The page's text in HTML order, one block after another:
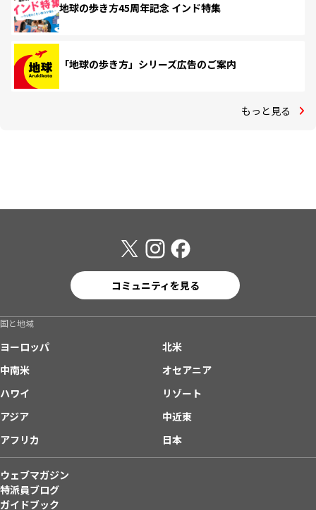
地球の歩き方45周年記念 インド特集
「地球の歩き方」シリーズ広告のご案内
もっと見る
コミュニティを見る
国と地域
ヨーロッパ
北米
中南米
オセアニア
ハワイ
リゾート
アジア
中近東
アフリカ
日本
ウェブマガジン
特派員ブログ
ガイドブック